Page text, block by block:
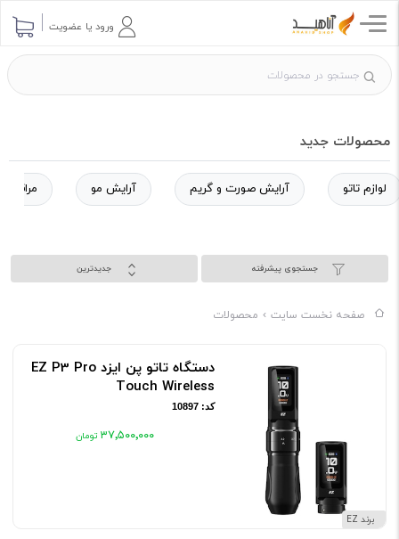
ورود یا عضویت
محصولات جدید
لوازم تاتو آرایش صورت و گریم آرایش مو
جستجوی پیشرفته جدیدترین
صفحه نخست سایت محصولات
برند EZ
دستگاه تاتو پن ایزد EZ P3 Pro
Touch Wireless
کد: 10897
۳۷٬۵۰۰٬۰۰۰